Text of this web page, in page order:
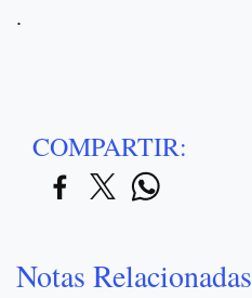
.
COMPARTIR:
Notas Relacionadas